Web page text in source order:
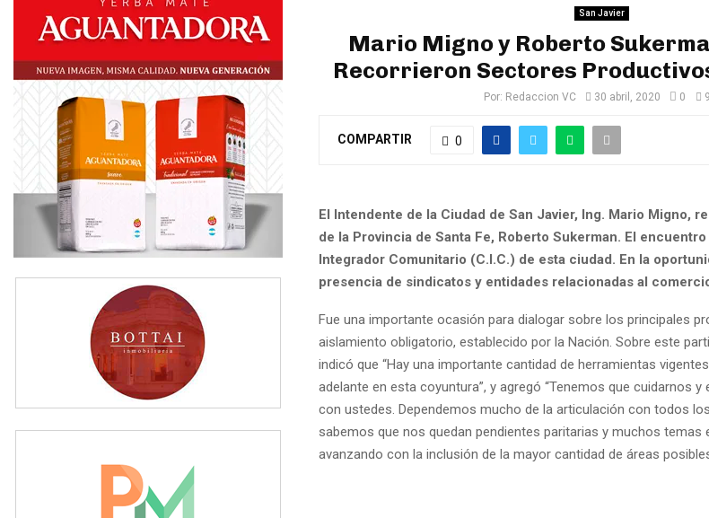
San Javier
Mario Migno y Roberto
Recorrieron Sectores
Por: Redaccion VC 30 abril, 2020 0
COMPARTIR 0
El Intendente de la Ciudad de San Javier, Ing. Mario Migno,
de la Provincia de Santa Fe, Roberto Sukerman. El
Integrador Comunitario (C.I.C.) de esta ciudad. En la
presencia de sindicatos y entidades relacionadas al
Fue una importante ocasión para dialogar sobre los principales
aislamiento obligatorio, establecido por la Nación. Sobre este
indicó que “Hay una importante cantidad de herramientas
adelante en esta coyuntura”, y agregó “Tenemos que cuidarnos
con ustedes. Dependemos mucho de la articulación con todos
sabemos que nos quedan pendientes paritarias y muchos temas
avanzando con la inclusión de la mayor cantidad de áreas